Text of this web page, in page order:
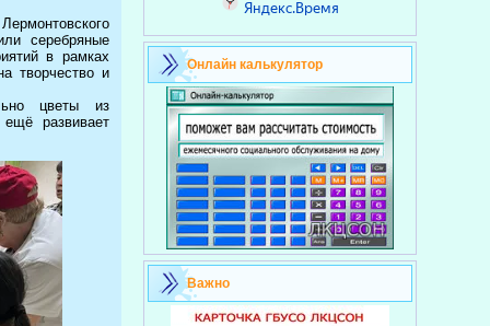
серебряные
в рамках
творчество и
цветы из
ещё развивает
Онлайн калькулятор
Важно